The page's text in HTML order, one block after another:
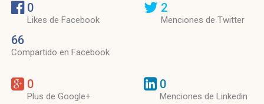
0
Likes de Facebook
66
Compartido en Facebook
2
Menciones de Twitter
0
Plus de Google+
0
Menciones de Linkedin